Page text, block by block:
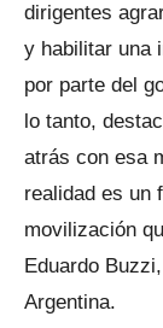
dirigentes
y habilitar una
por parte del
lo tanto,
atrás con esa
realidad es un
movilización
Eduardo
Argentina.